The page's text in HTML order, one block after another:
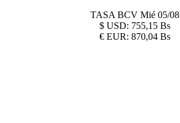
TASA BCV Mié 05/08
$ USD: 755,15 Bs
€ EUR: 870,04 Bs